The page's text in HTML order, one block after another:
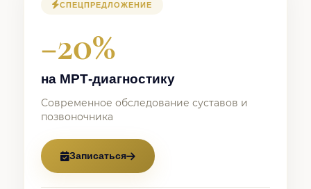
СПЕЦПРЕДЛОЖЕНИЕ
−20%
на МРТ-диагностику
Современное обследование суставов и
позвоночника
Записаться